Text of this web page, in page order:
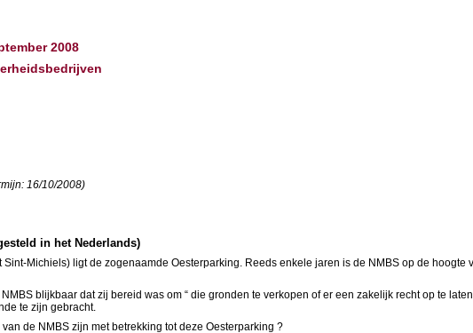
2008
16/10/2008)
in het Nederlands)
Michiels) ligt de zogenaamde Oesterparking. Reeds enkele jaren is de NMBS op de
blijkbaar dat zij bereid was om “ die gronden te verkopen of er een zakelijk recht op te
te zijn gebracht.
de NMBS zijn met betrekking tot deze Oesterparking ?